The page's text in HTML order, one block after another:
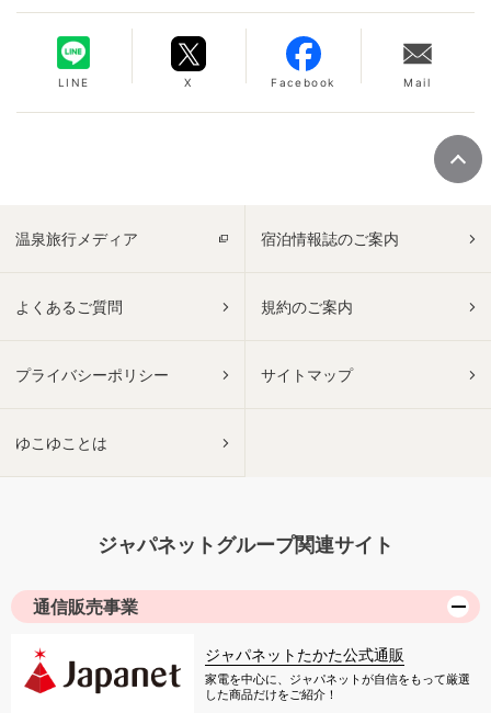
LINE X Facebook Mail
温泉旅行メディア 宿泊情報誌のご案内
よくあるご質問 規約のご案内
プライバシーポリシー サイトマップ
ゆこゆことは
ジャパネットグループ関連サイト
通信販売事業
ジャパネットたかた公式通販
家電を中心に、ジャパネットが自信をもって厳選
した商品だけをご紹介！